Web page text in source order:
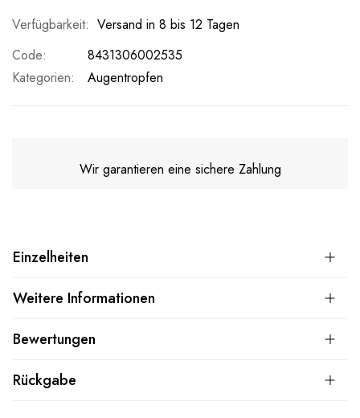
Versand in 8 bis 12 Tagen
Code
8431306002535
Kategorien:
Augentropfen
Wir garantieren eine sichere Zahlung
Einzelheiten
Weitere Informationen
Bewertungen
Rückgabe